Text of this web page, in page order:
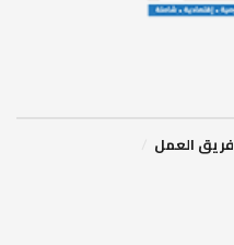
فريق العمل